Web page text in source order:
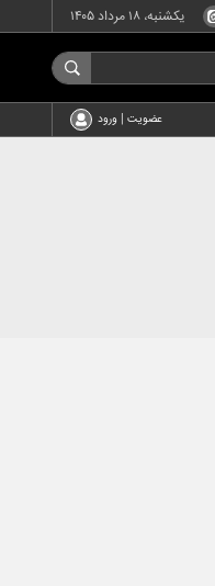
یکشنبه، ۱۸ مرداد ۱۴۰۵
عضویت | ورود